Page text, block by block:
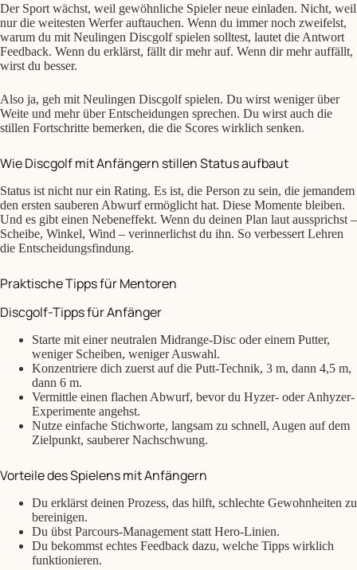
Der Sport wächst, weil gewöhnliche Spieler neue einladen. Nicht, weil
nur die weitesten Werfer auftauchen. Wenn du immer noch zweifelst,
warum du mit Neulingen Discgolf spielen solltest, lautet die Antwort
Feedback. Wenn du erklärst, fällt dir mehr auf. Wenn dir mehr auffällt,
wirst du besser.
Also ja, geh mit Neulingen Discgolf spielen. Du wirst weniger über
Weite und mehr über Entscheidungen sprechen. Du wirst auch die
stillen Fortschritte bemerken, die die Scores wirklich senken.
Wie Discgolf mit Anfängern stillen Status aufbaut
Status ist nicht nur ein Rating. Es ist, die Person zu sein, die jemandem
den ersten sauberen Abwurf ermöglicht hat. Diese Momente bleiben.
Und es gibt einen Nebeneffekt. Wenn du deinen Plan laut aussprichst –
Scheibe, Winkel, Wind – verinnerlichst du ihn. So verbessert Lehren
die Entscheidungsfindung.
Praktische Tipps für Mentoren
Discgolf-Tipps für Anfänger
Starte mit einer neutralen Midrange-Disc oder einem Putter,
weniger Scheiben, weniger Auswahl.
Konzentriere dich zuerst auf die Putt-Technik, 3 m, dann 4,5 m,
dann 6 m.
Vermittle einen flachen Abwurf, bevor du Hyzer- oder Anhyzer-
Experimente angehst.
Nutze einfache Stichworte, langsam zu schnell, Augen auf dem
Zielpunkt, sauberer Nachschwung.
Vorteile des Spielens mit Anfängern
Du erklärst deinen Prozess, das hilft, schlechte Gewohnheiten zu
bereinigen.
Du übst Parcours-Management statt Hero-Linien.
Du bekommst echtes Feedback dazu, welche Tipps wirklich
funktionieren.